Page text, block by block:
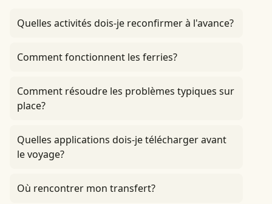
Quelles activités dois-je reconfirmer à l'avance?
Comment fonctionnent les ferries?
Comment résoudre les problèmes typiques sur
place?
Quelles applications dois-je télécharger avant
le voyage?
Où rencontrer mon transfert?